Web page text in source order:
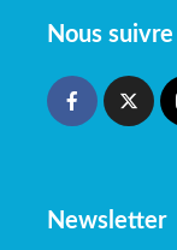
Nous suivre
Newsletter